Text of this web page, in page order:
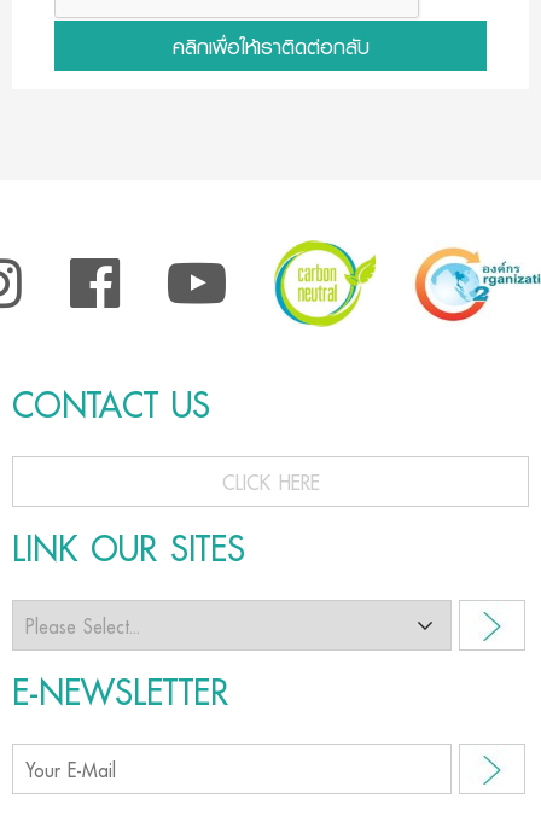
คลิกเพื่อให้เราติดต่อกลับ
CONTACT US
CLICK HERE
LINK OUR SITES
E-NEWSLETTER